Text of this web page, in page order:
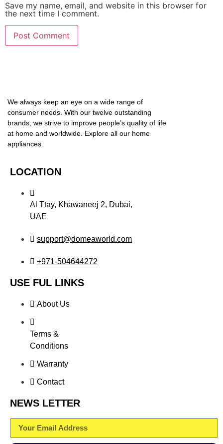
Save my name, email, and website in this browser for
the next time I comment.
We always keep an eye on a wide range of
consumer needs. With our twelve outstanding
brands, we strive to improve people’s quality of life
at home and worldwide. Explore all our home
appliances.
LOCATION
Al Ttay, Khawaneej 2, Dubai,
UAE
support@domeaworld.com
+971-504644272
USE FUL LINKS
About Us
Terms &
Conditions
Warranty
Contact
NEWS LETTER